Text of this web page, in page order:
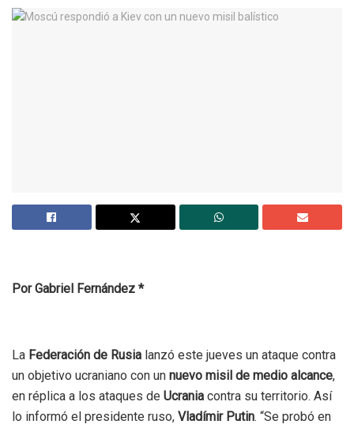
Por Gabriel Fernández *
La Federación de Rusia lanzó este jueves un ataque contra
un objetivo ucraniano con un nuevo misil de medio alcance,
en réplica a los ataques de Ucrania contra su territorio. Así
lo informó el presidente ruso, Vladímir Putin. “Se probó en